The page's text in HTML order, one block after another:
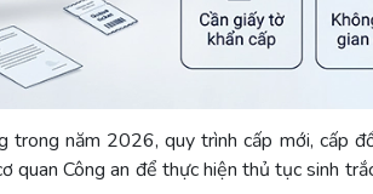
trong năm 2026, quy trình cấp mới, cấp
quan Công an để thực hiện thủ tục sinh